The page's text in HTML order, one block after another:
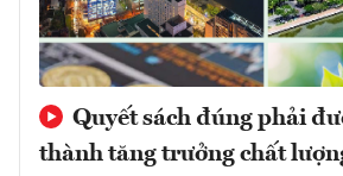
Quyết sách đúng phải
thành tăng trưởng chất